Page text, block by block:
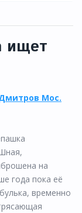
ищет
Мос.
на
года пока её
временно